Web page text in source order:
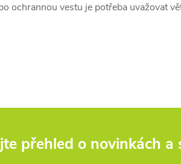
ochrannou vestu je potřeba uvažovat
přehled o novinkách a